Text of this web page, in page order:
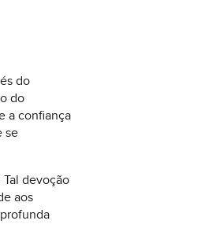
do
do
a confiança
se
devoção
aos